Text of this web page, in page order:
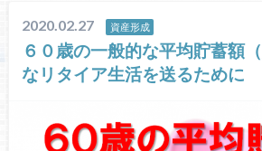
2020.02.27 資産形成
６０歳の一般的な平均貯蓄額
なリタイア生活を送るために